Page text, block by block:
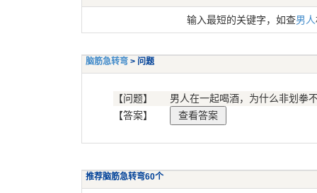
输入最短的关键字，如查男人
脑筋急转弯 > 问题
【问题】
男人在一起喝酒，为什么非划拳
【答案】
推荐脑筋急转弯60个